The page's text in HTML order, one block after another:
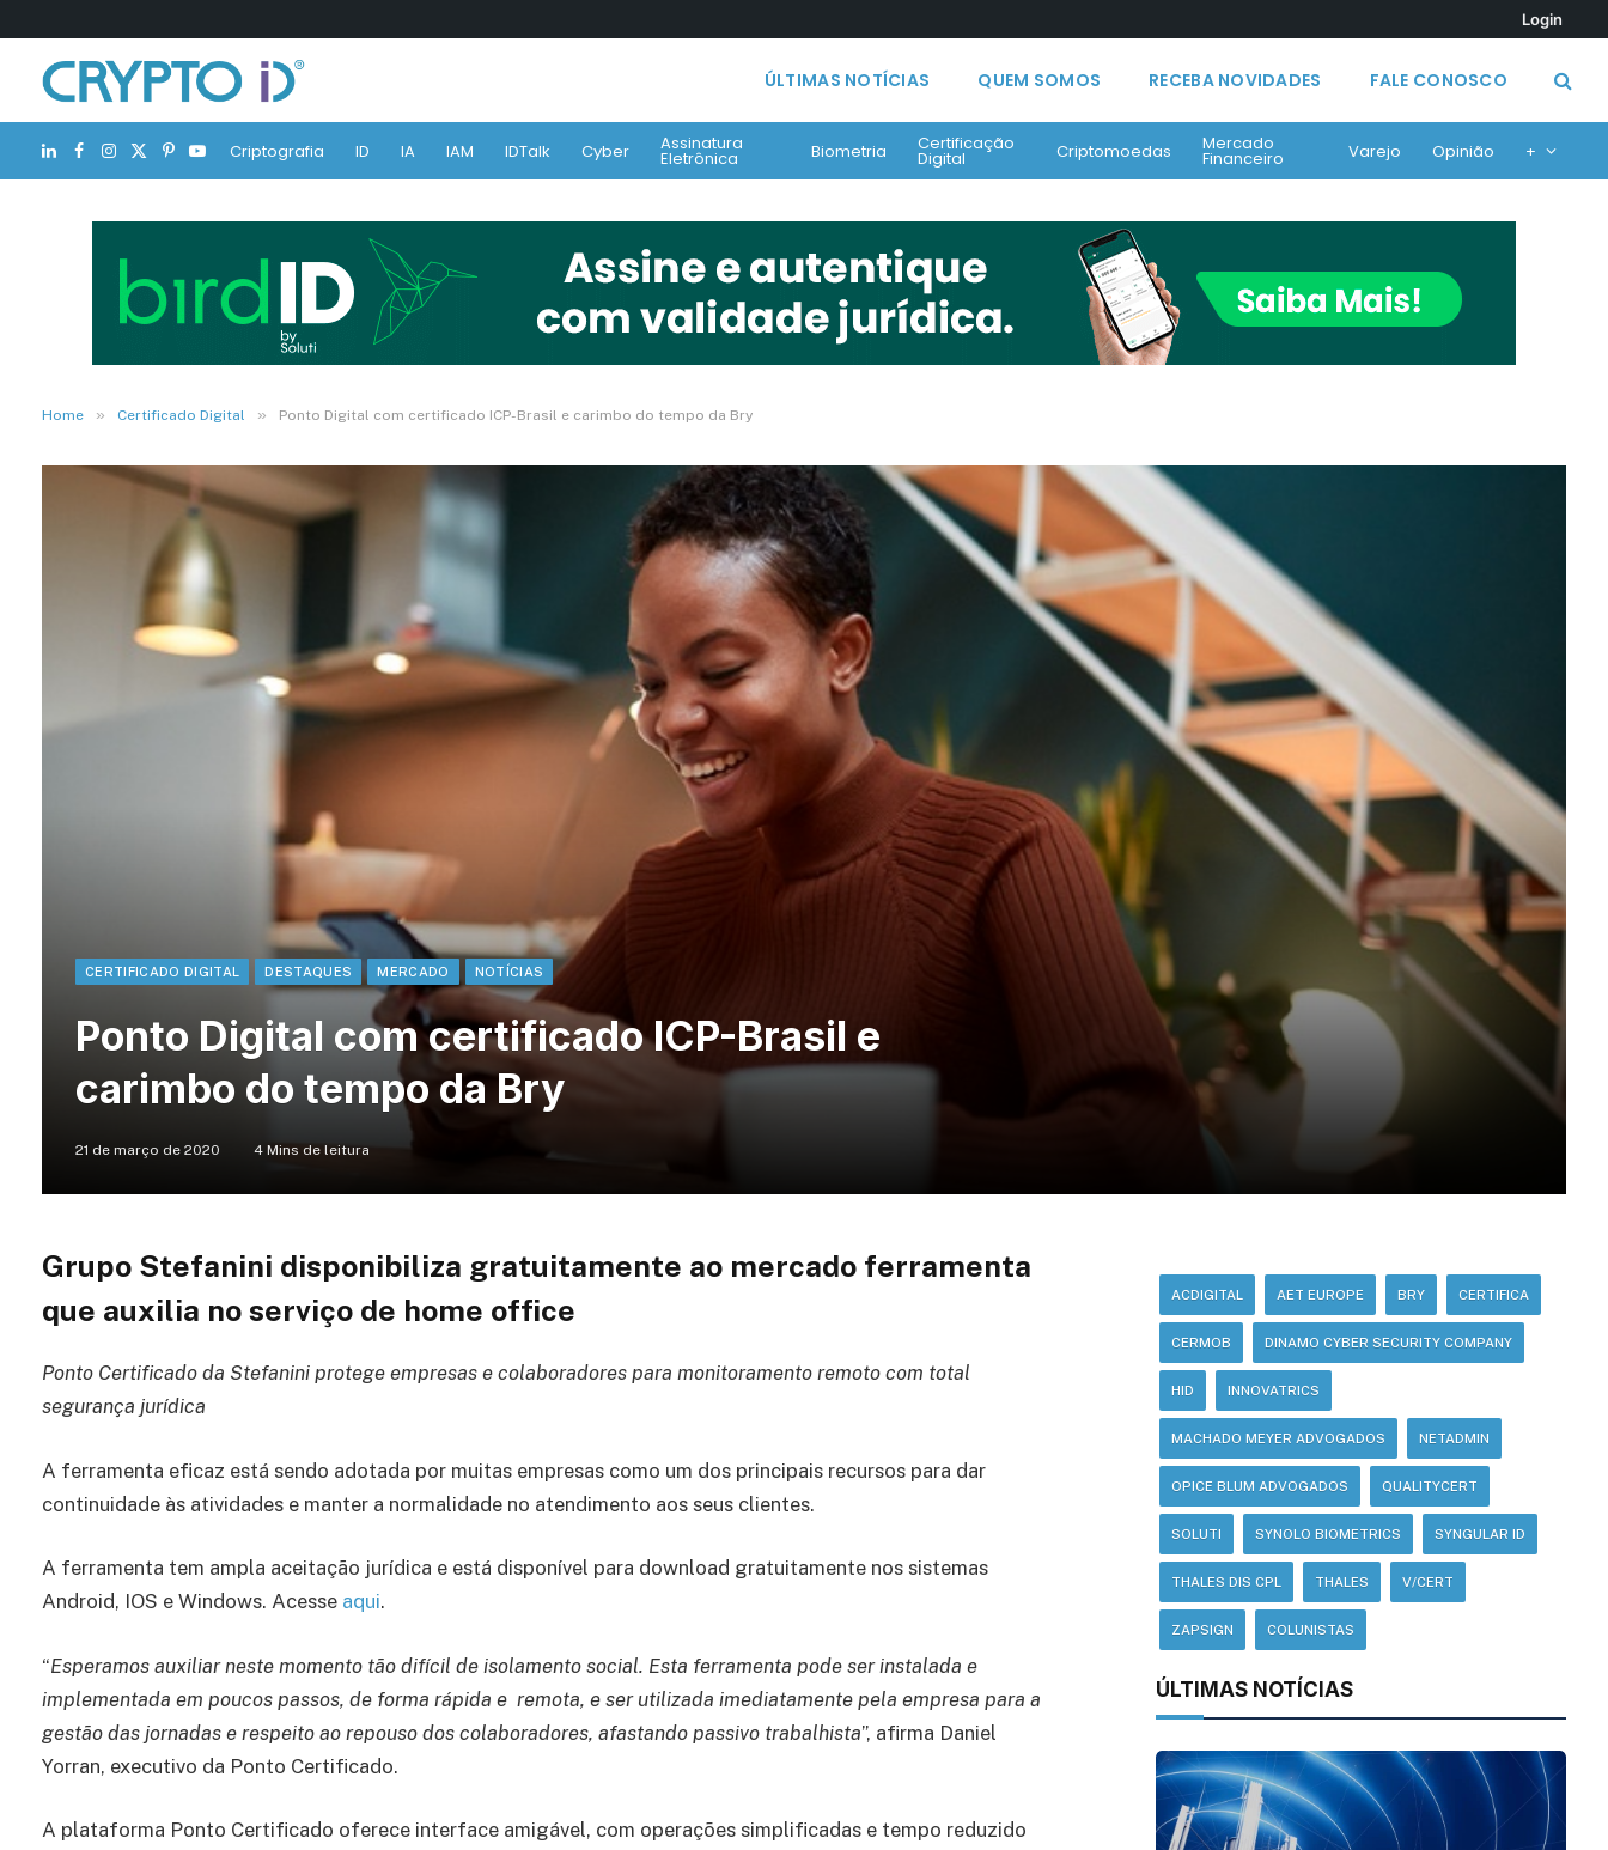
Login
ÚLTIMAS NOTÍCIAS QUEM SOMOS RECEBA NOVIDADES FALE CONOSCO
LinkedIn
Facebook
Instagram
X
(Twitter)
Pinterest
YouTubeCriptografia ID IA IAM IDTalk Cyber Assinatura
Eletrônica Biometria Certificação
Digital Criptomoedas Mercado
Financeiro Varejo Opinião +
Home » Certificado Digital » Ponto Digital com certificado ICP-Brasil e carimbo do tempo da Bry
CERTIFICADO DIGITAL DESTAQUES MERCADO NOTÍCIAS
Ponto Digital com certificado ICP-Brasil e
carimbo do tempo da Bry
21 de março de 2020 4 Mins de leitura
Grupo Stefanini disponibiliza gratuitamente ao mercado ferramenta
que auxilia no serviço de home office
Ponto Certificado da Stefanini protege empresas e colaboradores para monitoramento remoto com total
segurança jurídica
A ferramenta eficaz está sendo adotada por muitas empresas como um dos principais recursos para dar
continuidade às atividades e manter a normalidade no atendimento aos seus clientes.
A ferramenta tem ampla aceitação jurídica e está disponível para download gratuitamente nos sistemas
Android, IOS e Windows. Acesse aqui.
“Esperamos auxiliar neste momento tão difícil de isolamento social. Esta ferramenta pode ser instalada e
implementada em poucos passos, de forma rápida e remota, e ser utilizada imediatamente pela empresa para a
gestão das jornadas e respeito ao repouso dos colaboradores, afastando passivo trabalhista”, afirma Daniel
Yorran, executivo da Ponto Certificado.
A plataforma Ponto Certificado oferece interface amigável, com operações simplificadas e tempo reduzido
ACDIGITAL AET EUROPE BRY CERTIFICA
CERMOB DINAMO CYBER SECURITY COMPANY
HID INNOVATRICS
MACHADO MEYER ADVOGADOS NETADMIN
OPICE BLUM ADVOGADOS QUALITYCERT
SOLUTI SYNOLO BIOMETRICS SYNGULAR ID
THALES DIS CPL THALES V/CERT
ZAPSIGN COLUNISTAS
ÚLTIMAS NOTÍCIAS